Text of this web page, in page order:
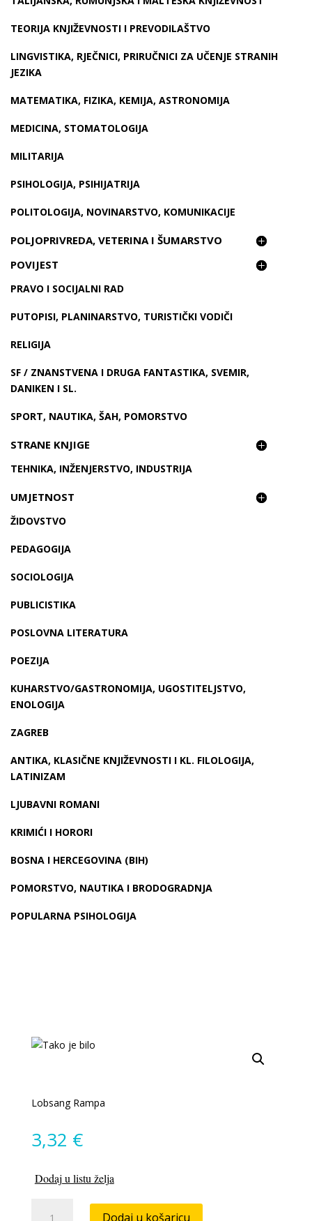
TEORIJA KNJIŽEVNOSTI I PREVODILAŠTVO
LINGVISTIKA, RJEČNICI, PRIRUČNICI ZA UČENJE STRANIH
JEZIKA
MATEMATIKA, FIZIKA, KEMIJA, ASTRONOMIJA
MEDICINA, STOMATOLOGIJA
MILITARIJA
PSIHOLOGIJA, PSIHIJATRIJA
POLITOLOGIJA, NOVINARSTVO, KOMUNIKACIJE
POLJOPRIVREDA, VETERINA I ŠUMARSTVO
POVIJEST
PRAVO I SOCIJALNI RAD
PUTOPISI, PLANINARSTVO, TURISTIČKI VODIČI
RELIGIJA
SF / ZNANSTVENA I DRUGA FANTASTIKA, SVEMIR,
DANIKEN I SL.
SPORT, NAUTIKA, ŠAH, POMORSTVO
STRANE KNJIGE
TEHNIKA, INŽENJERSTVO, INDUSTRIJA
UMJETNOST
ŽIDOVSTVO
PEDAGOGIJA
SOCIOLOGIJA
PUBLICISTIKA
POSLOVNA LITERATURA
POEZIJA
KUHARSTVO/GASTRONOMIJA, UGOSTITELJSTVO,
ENOLOGIJA
ZAGREB
ANTIKA, KLASIČNE KNJIŽEVNOSTI I KL. FILOLOGIJA,
LATINIZAM
LJUBAVNI ROMANI
KRIMIĆI I HORORI
BOSNA I HERCEGOVINA (BIH)
POMORSTVO, NAUTIKA I BRODOGRADNJA
POPULARNA PSIHOLOGIJA
Lobsang Rampa
3,32 €
Dodaj u listu želja
Dodaj u košaricu